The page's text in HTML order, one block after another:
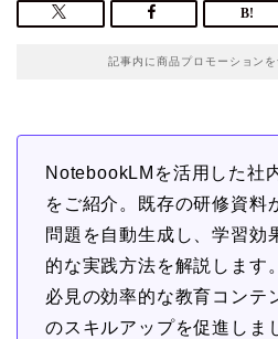
記事内に商品プロモーション
NotebookLMを活用した社
をご紹介。既存の研修資料
問題を自動生成し、学習効
的な実践方法を解説します
必見の効率的な教育コンテ
のスキルアップを促進しま